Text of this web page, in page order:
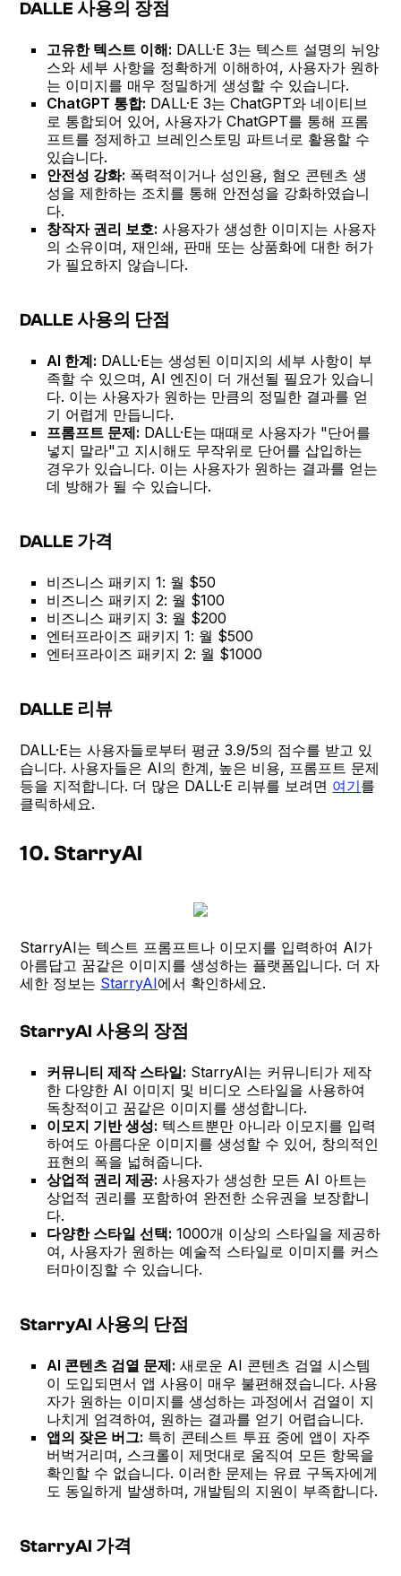
DALLE 사용의 장점
고유한 텍스트 이해: DALL·E 3는 텍스트 설명의 뉘앙
스와 세부 사항을 정확하게 이해하여, 사용자가 원하
는 이미지를 매우 정밀하게 생성할 수 있습니다.
ChatGPT 통합: DALL·E 3는 ChatGPT와 네이티브
로 통합되어 있어, 사용자가 ChatGPT를 통해 프롬
프트를 정제하고 브레인스토밍 파트너로 활용할 수
있습니다.
안전성 강화: 폭력적이거나 성인용, 혐오 콘텐츠 생
성을 제한하는 조치를 통해 안전성을 강화하였습니
다.
창작자 권리 보호: 사용자가 생성한 이미지는 사용자
의 소유이며, 재인쇄, 판매 또는 상품화에 대한 허가
가 필요하지 않습니다.
DALLE 사용의 단점
AI 한계: DALL·E는 생성된 이미지의 세부 사항이 부
족할 수 있으며, AI 엔진이 더 개선될 필요가 있습니
다. 이는 사용자가 원하는 만큼의 정밀한 결과를 얻
기 어렵게 만듭니다.
프롬프트 문제: DALL·E는 때때로 사용자가 "단어를
넣지 말라"고 지시해도 무작위로 단어를 삽입하는
경우가 있습니다. 이는 사용자가 원하는 결과를 얻는
데 방해가 될 수 있습니다.
DALLE 가격
비즈니스 패키지 1: 월 $50
비즈니스 패키지 2: 월 $100
비즈니스 패키지 3: 월 $200
엔터프라이즈 패키지 1: 월 $500
엔터프라이즈 패키지 2: 월 $1000
DALLE 리뷰
DALL·E는 사용자들로부터 평균 3.9/5의 점수를 받고 있
습니다. 사용자들은 AI의 한계, 높은 비용, 프롬프트 문제
등을 지적합니다. 더 많은 DALL·E 리뷰를 보려면 여기를
클릭하세요.
10. StarryAI
StarryAI는 텍스트 프롬프트나 이모지를 입력하여 AI가
아름답고 꿈같은 이미지를 생성하는 플랫폼입니다. 더 자
세한 정보는 StarryAI에서 확인하세요.
StarryAI 사용의 장점
커뮤니티 제작 스타일: StarryAI는 커뮤니티가 제작
한 다양한 AI 이미지 및 비디오 스타일을 사용하여
독창적이고 꿈같은 이미지를 생성합니다.
이모지 기반 생성: 텍스트뿐만 아니라 이모지를 입력
하여도 아름다운 이미지를 생성할 수 있어, 창의적인
표현의 폭을 넓혀줍니다.
상업적 권리 제공: 사용자가 생성한 모든 AI 아트는
상업적 권리를 포함하여 완전한 소유권을 보장합니
다.
다양한 스타일 선택: 1000개 이상의 스타일을 제공하
여, 사용자가 원하는 예술적 스타일로 이미지를 커스
터마이징할 수 있습니다.
StarryAI 사용의 단점
AI 콘텐츠 검열 문제: 새로운 AI 콘텐츠 검열 시스템
이 도입되면서 앱 사용이 매우 불편해졌습니다. 사용
자가 원하는 이미지를 생성하는 과정에서 검열이 지
나치게 엄격하여, 원하는 결과를 얻기 어렵습니다.
앱의 잦은 버그: 특히 콘테스트 투표 중에 앱이 자주
버벅거리며, 스크롤이 제멋대로 움직여 모든 항목을
확인할 수 없습니다. 이러한 문제는 유료 구독자에게
도 동일하게 발생하며, 개발팀의 지원이 부족합니다.
StarryAI 가격